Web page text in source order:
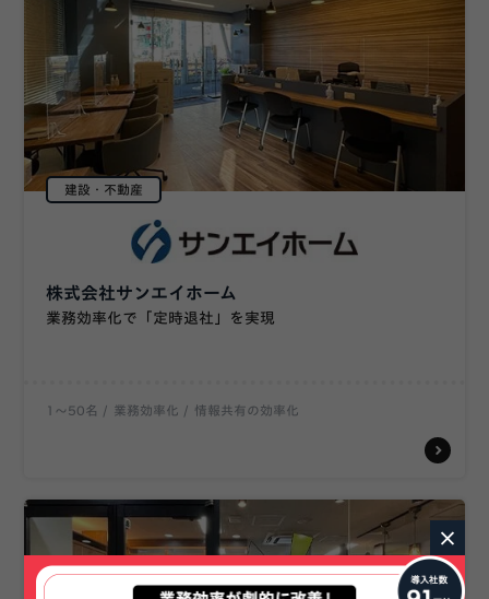
建設・不動産
株式会社サンエイホーム
業務効率化で「定時退社」を実現
1〜50名 業務効率化 情報共有の効率化
×